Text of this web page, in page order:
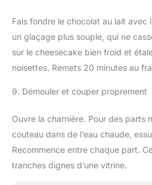
Fais fondre le chocolat au lait avec
un glaçage plus souple, qui ne
sur le cheesecake bien froid et
noisettes. Remets 20 minutes au
9. Démouler et couper proprement
Ouvre la charnière. Pour des parts
couteau dans de l’eau chaude,
Recommence entre chaque part.
tranches dignes d’une vitrine.